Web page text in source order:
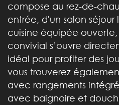
compose au rez-de-
entrée, d'un salon
cuisine équipée
convivial s’ouvre
idéal pour profiter des
vous trouverez
avec rangements
avec baignoire et